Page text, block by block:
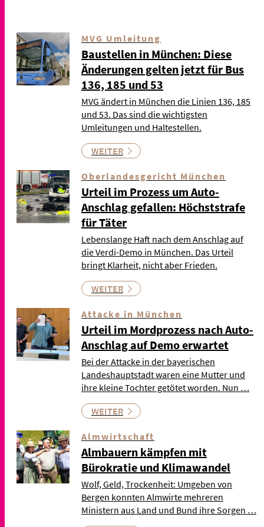
MVG Umleitung
Baustellen in München: Diese
Änderungen gelten jetzt für Bus
136, 185 und 53
MVG ändert in München die Linien 136, 185
und 53. Das sind die wichtigsten
Umleitungen und Haltestellen.
WEITER
Oberlandesgericht München
Urteil im Prozess um Auto-
Anschlag gefallen: Höchststrafe
für Täter
Lebenslange Haft nach dem Anschlag auf
die Verdi-Demo in München. Das Urteil
bringt Klarheit, nicht aber Frieden.
WEITER
Attacke in München
Urteil im Mordprozess nach Auto-
Anschlag auf Demo erwartet
Bei der Attacke in der bayerischen
Landeshauptstadt waren eine Mutter und
ihre kleine Tochter getötet worden. Nun …
WEITER
Almwirtschaft
Almbauern kämpfen mit
Bürokratie und Klimawandel
Wolf, Geld, Trockenheit: Umgeben von
Bergen konnten Almwirte mehreren
Ministern aus Land und Bund ihre Sorgen …